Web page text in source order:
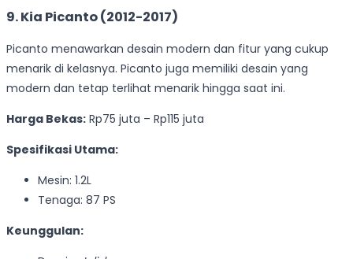
9. Kia Picanto (2012-2017)
Picanto menawarkan desain modern dan fitur yang cukup
menarik di kelasnya. Picanto juga memiliki desain yang
modern dan tetap terlihat menarik hingga saat ini.
Harga Bekas: Rp75 juta – Rp115 juta
Spesifikasi Utama:
Mesin: 1.2L
Tenaga: 87 PS
Keunggulan: